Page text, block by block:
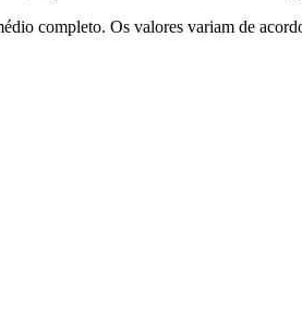
completo. Os valores variam de